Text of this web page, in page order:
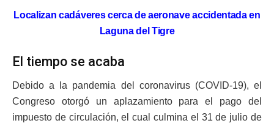
Localizan cadáveres cerca de aeronave accidentada en
Laguna del Tigre
El tiempo se acaba
Debido a la pandemia del coronavirus (COVID-19), el
Congreso otorgó un aplazamiento para el pago del
impuesto de circulación, el cual culmina el 31 de julio de